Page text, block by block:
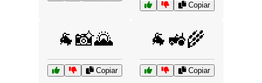
Copiar
🐐📸🌄
Copiar
🐐🚜🌾
Copiar